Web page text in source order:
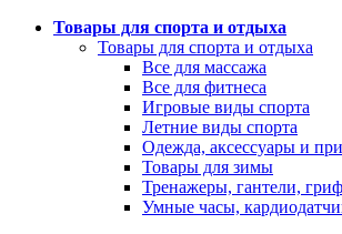
Товары для спорта и отдыха
Товары для спорта и отдыха
Все для массажа
Все для фитнеса
Игровые виды спорта
Летние виды спорта
Одежда, аксессуары и
Товары для зимы
Тренажеры, гантели,
Умные часы,